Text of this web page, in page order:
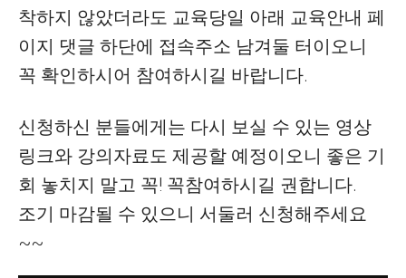
착하지 않았더라도 교육당일 아래 교육안내 페
이지 댓글 하단에 접속주소 남겨둘 터이오니
꼭 확인하시어 참여하시길 바랍니다.
신청하신 분들에게는 다시 보실 수 있는 영상
링크와 강의자료도 제공할 예정이오니 좋은 기
회 놓치지 말고 꼭! 꼭참여하시길 권합니다.
조기 마감될 수 있으니 서둘러 신청해주세요
~~